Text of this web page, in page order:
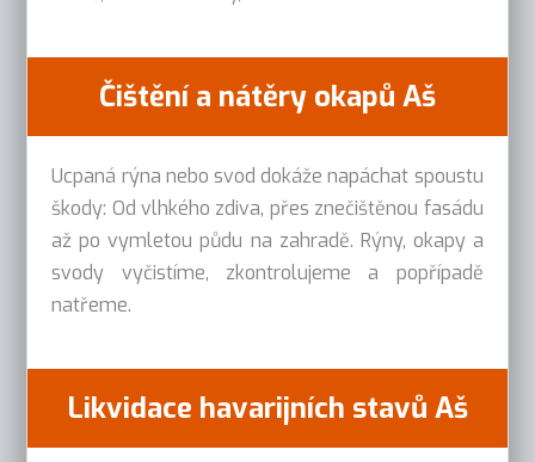
Čištění a nátěry okapů Aš
Ucpaná rýna nebo svod dokáže napáchat spoustu
škody: Od vlhkého zdiva, přes znečištěnou fasádu
až po vymletou půdu na zahradě. Rýny, okapy a
svody vyčistíme, zkontrolujeme a popřípadě
natřeme.
Likvidace havarijních stavů Aš